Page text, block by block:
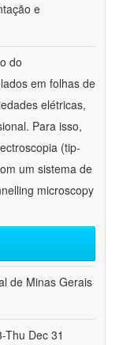
e
do
em folhas de
elétricas,
Para isso,
(tip-
um sistema de
microscopy
de Minas Gerais
Thu Dec 31